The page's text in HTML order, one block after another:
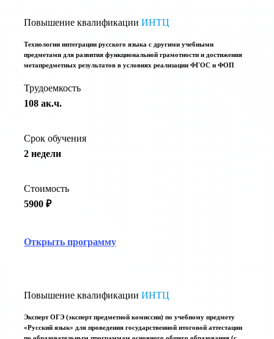
Повышение квалификации ИНТЦ
Технологии интеграции русского языка с другими учебными
предметами для развития функциональной грамотности и достижения
метапредметных результатов в условиях реализации ФГОС и ФОП
Трудоемкость
108 ак.ч.
Срок обучения
2 недели
Стоимость
5900 ₽
Открыть программу
Повышение квалификации ИНТЦ
Эксперт ОГЭ (эксперт предметной комиссии) по учебному предмету
«Русский язык» для проведения государственной итоговой аттестации